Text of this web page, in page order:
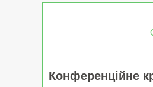
Конференційне